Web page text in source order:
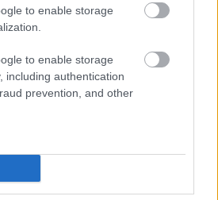
to enable storage
to enable storage
including authentication
prevention, and other